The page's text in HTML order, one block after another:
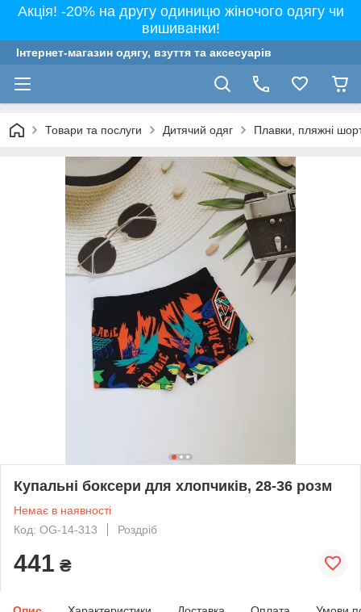
Акція! -20% на другу одиницю жіночого одягу чи
вишиванки!
Інтернет-магазин одягу, взуття та аксесуарів
Товари та послуги Дитячий одяг Плавки, пляжні
Купальні боксери для хлопчиків, 28-36 розм
Немає в наявності
Код: OG-14-313
Роздріб
441 ₴